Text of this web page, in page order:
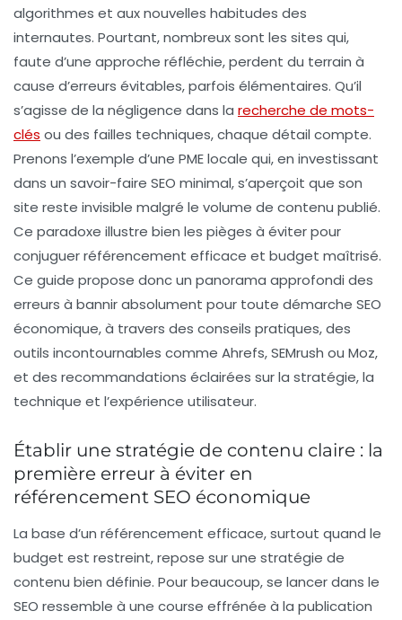
algorithmes et aux nouvelles habitudes des
internautes. Pourtant, nombreux sont les sites qui,
faute d’une approche réfléchie, perdent du terrain à
cause d’erreurs évitables, parfois élémentaires. Qu’il
s’agisse de la négligence dans la recherche de mots-
clés ou des failles techniques, chaque détail compte.
Prenons l’exemple d’une PME locale qui, en investissant
dans un savoir-faire SEO minimal, s’aperçoit que son
site reste invisible malgré le volume de contenu publié.
Ce paradoxe illustre bien les pièges à éviter pour
conjuguer référencement efficace et budget maîtrisé.
Ce guide propose donc un panorama approfondi des
erreurs à bannir absolument pour toute démarche SEO
économique, à travers des conseils pratiques, des
outils incontournables comme Ahrefs, SEMrush ou Moz,
et des recommandations éclairées sur la stratégie, la
technique et l’expérience utilisateur.
Établir une stratégie de contenu claire : la
première erreur à éviter en
référencement SEO économique
La base d’un référencement efficace, surtout quand le
budget est restreint, repose sur une stratégie de
contenu bien définie. Pour beaucoup, se lancer dans le
SEO ressemble à une course effrénée à la publication